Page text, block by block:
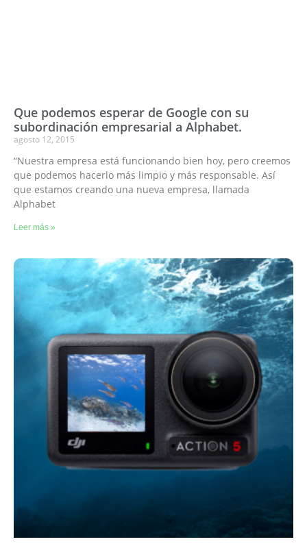
Que podemos esperar de Google con su
subordinación empresarial a Alphabet.
agosto 12, 2015
“Nuestra empresa está funcionando bien hoy, pero creemos
que podemos hacerlo más limpio y más responsable. Así
que estamos creando una nueva empresa, llamada
Alphabet
Leer más »